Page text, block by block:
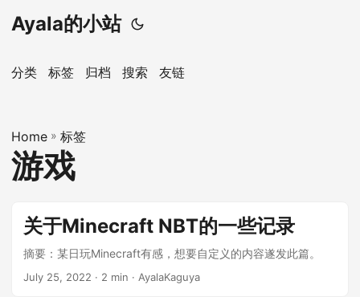
Ayala的小站
分类 标签 归档 搜索 友链
Home » 标签
游戏
关于Minecraft NBT的一些记录
摘要：某日玩Minecraft有感，想要自定义的内容遂发此篇。
July 25, 2022 · 2 min · AyalaKaguya